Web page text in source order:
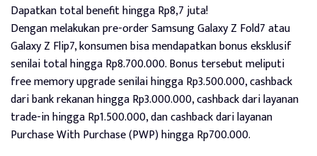
Dapatkan total benefit hingga Rp8,7 juta!
Dengan melakukan pre-order Samsung Galaxy Z Fold7 atau
Galaxy Z Flip7, konsumen bisa mendapatkan bonus eksklusif
senilai total hingga Rp8.700.000. Bonus tersebut meliputi
free memory upgrade senilai hingga Rp3.500.000, cashback
dari bank rekanan hingga Rp3.000.000, cashback dari layanan
trade-in hingga Rp1.500.000, dan cashback dari layanan
Purchase With Purchase (PWP) hingga Rp700.000.